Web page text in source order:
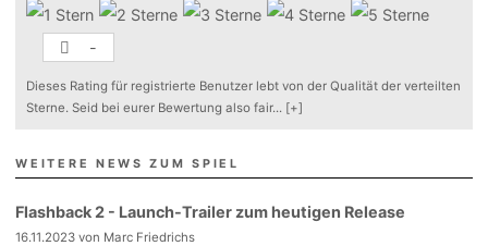
-
Dieses Rating für registrierte Benutzer lebt von der Qualität der verteilten
Sterne. Seid bei eurer Bewertung also fair... [+]
WEITERE NEWS ZUM SPIEL
Flashback 2 - Launch-Trailer zum heutigen Release
16.11.2023 von Marc Friedrichs